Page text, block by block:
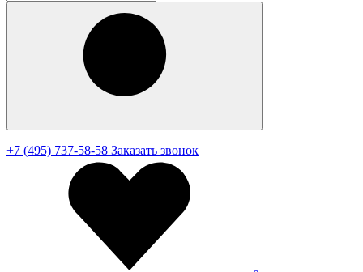
+7 (495) 737-58-58 Заказать звонок